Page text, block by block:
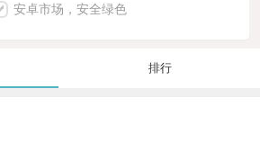
安卓市场，安全绿色
排行